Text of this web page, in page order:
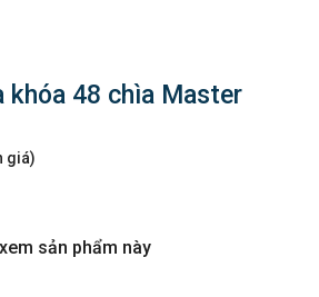
khóa 48 chìa Master
giá)
sản phẩm này